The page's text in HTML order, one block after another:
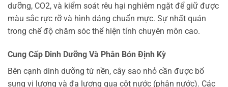
dưỡng, CO2, và kiểm soát rêu hại nghiêm ngặt để giữ được
màu sắc rực rỡ và hình dáng chuẩn mực. Sự nhất quán
trong chế độ chăm sóc thể hiện tính chuyên môn cao.
Cung Cấp Dinh Dưỡng Và Phân Bón Định Kỳ
Bên cạnh dinh dưỡng từ nền, cây sao nhỏ cần được bổ
sung vi lượng và đa lượng qua cột nước (phân nước). Các